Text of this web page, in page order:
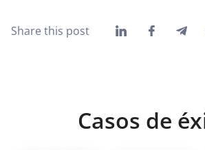
Share this post
Casos de